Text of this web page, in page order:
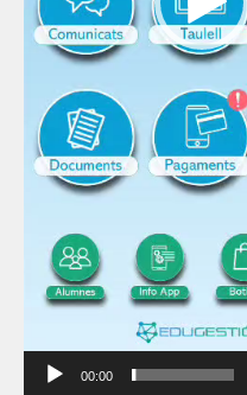
00:00